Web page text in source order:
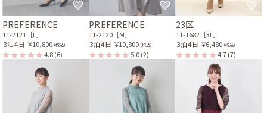
PREFERENCE
11-2121［L］
３泊４日 ￥10,800 (税込)
4.8(6)
PREFERENCE
11-2120［M］
３泊４日 ￥10,800 (税込)
5.0(2)
23区
11-1682［3L］
３泊４日 ￥6,480 (税込)
4.7(7)